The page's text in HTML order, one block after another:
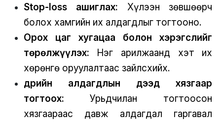
Stop-loss ашиглах: Хүлээн зөвшөөрч
болох хамгийн их алдагдлыг тогтооно.
Орох цаг хугацаа болон хэрэгслийг
төрөлжүүлэх: Нэг арилжаанд хэт их
хөрөнгө оруулалтаас зайлсхийх.
Өдрийн алдагдлын дээд хязгаар
тогтоох: Урьдчилан тогтоосон
хязгаараас давж алдагдал гаргавал